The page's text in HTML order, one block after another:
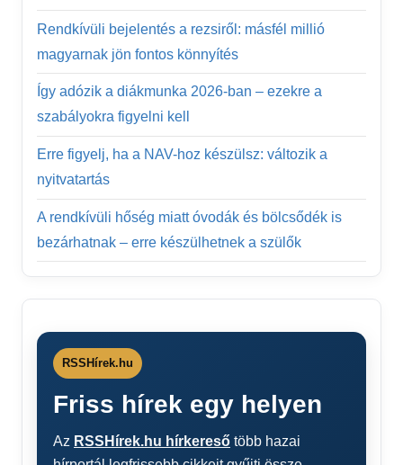
Rendkívüli bejelentés a rezsiről: másfél millió
magyarnak jön fontos könnyítés
Így adózik a diákmunka 2026-ban – ezekre a
szabályokra figyelni kell
Erre figyelj, ha a NAV-hoz készülsz: változik a
nyitvatartás
A rendkívüli hőség miatt óvodák és bölcsődék is
bezárhatnak – erre készülhetnek a szülők
RSSHírek.hu
Friss hírek egy helyen
Az RSSHírek.hu hírkereső több hazai